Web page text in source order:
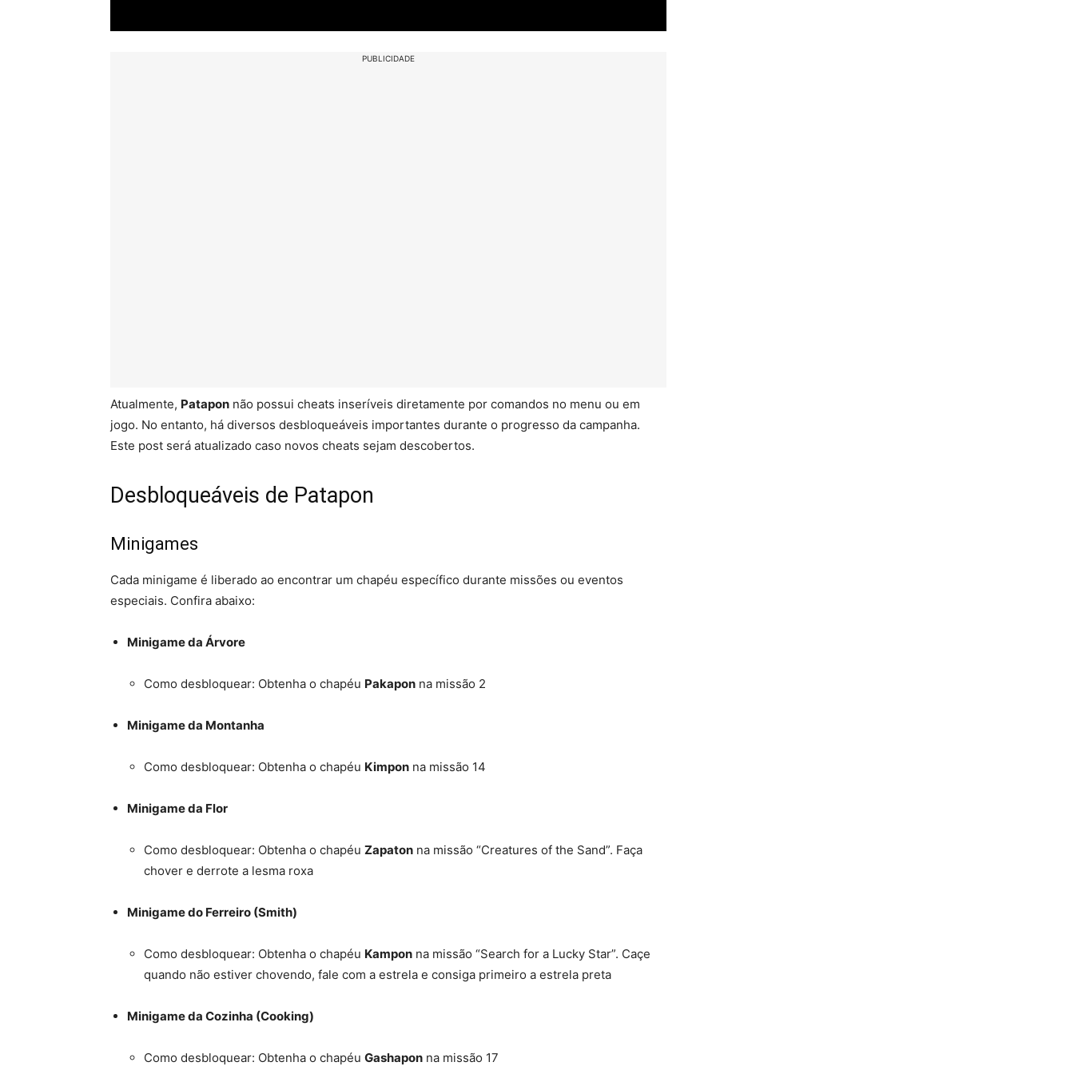
PUBLICIDADE
Atualmente, Patapon não possui cheats inseríveis diretamente por comandos no menu ou em
jogo. No entanto, há diversos desbloqueáveis importantes durante o progresso da campanha.
Este post será atualizado caso novos cheats sejam descobertos.
Desbloqueáveis de Patapon
Minigames
Cada minigame é liberado ao encontrar um chapéu específico durante missões ou eventos
especiais. Confira abaixo:
Minigame da Árvore
Como desbloquear: Obtenha o chapéu Pakapon na missão 2
Minigame da Montanha
Como desbloquear: Obtenha o chapéu Kimpon na missão 14
Minigame da Flor
Como desbloquear: Obtenha o chapéu Zapaton na missão “Creatures of the Sand”. Faça
chover e derrote a lesma roxa
Minigame do Ferreiro (Smith)
Como desbloquear: Obtenha o chapéu Kampon na missão “Search for a Lucky Star”. Caçe
quando não estiver chovendo, fale com a estrela e consiga primeiro a estrela preta
Minigame da Cozinha (Cooking)
Como desbloquear: Obtenha o chapéu Gashapon na missão 17